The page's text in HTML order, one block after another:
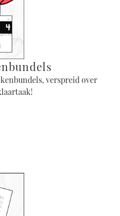
verspreid over